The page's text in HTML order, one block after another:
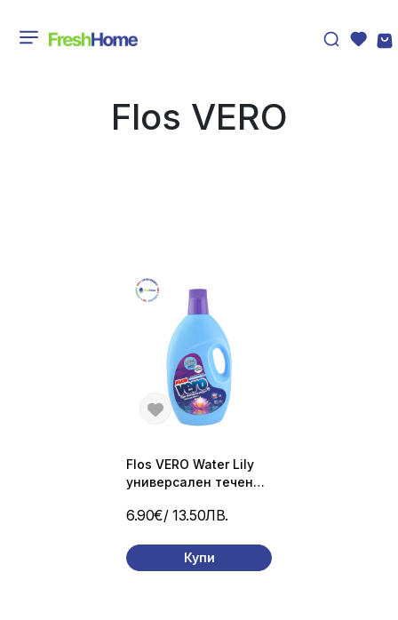
Flos VERO
6.90€/ 13.50ЛВ.
Flos VERO Water Lily
универсален течен
пр./3л.
Купи